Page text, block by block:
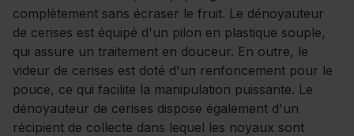
complètement sans écraser le fruit. Le dénoyauteur
de cerises est équipé d'un pilon en plastique souple,
qui assure un traitement en douceur. En outre, le
videur de cerises est doté d'un renfoncement pour le
pouce, ce qui facilite la manipulation puissante. Le
dénoyauteur de cerises dispose également d'un
récipient de collecte dans lequel les noyaux sont